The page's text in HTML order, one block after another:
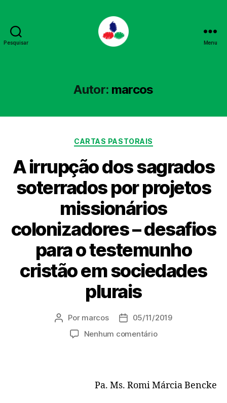
Pesquisar Menu
Autor: marcos
Categorias
CARTAS PASTORAIS
A irrupção dos sagrados
soterrados por projetos
missionários
colonizadores – desafios
para o testemunho
cristão em sociedades
plurais
Autor
post
Por marcos
Data05/11/2019
Nenhum comentárioem
soterrados
Pa. Ms. Romi Márcia Bencke